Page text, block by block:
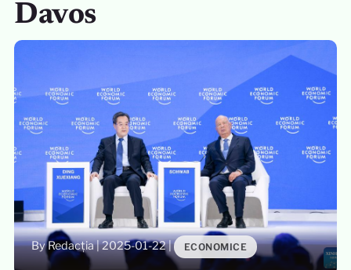
Davos
By Redacția|2025-01-22| ECONOMICE